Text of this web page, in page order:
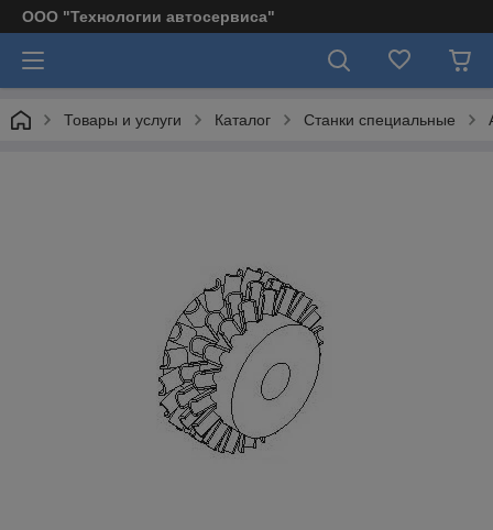
ООО "Технологии автосервиса"
Товары и услуги Каталог Станки специальные